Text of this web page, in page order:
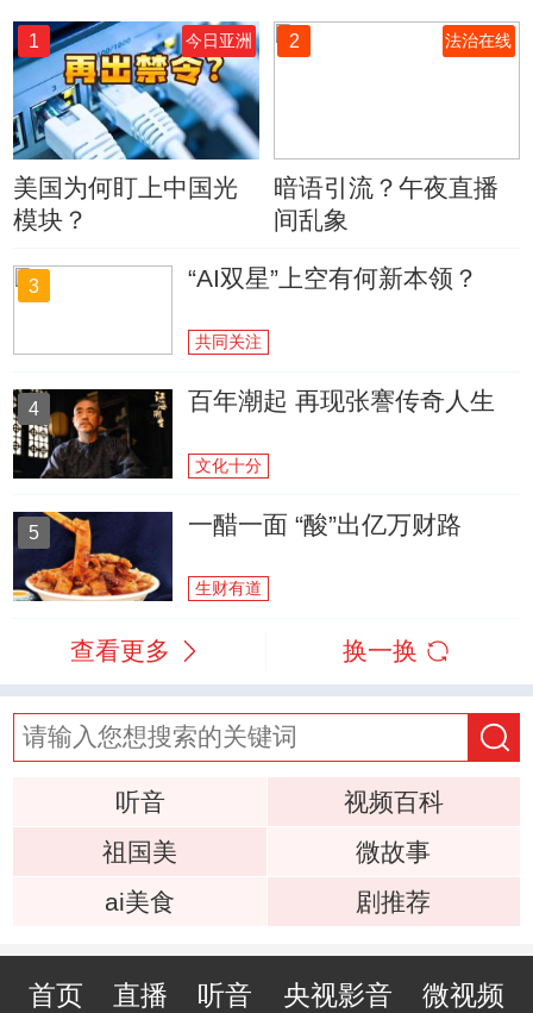
1 今日亚洲
美国为何盯上中国光
模块？
2 法治在线
暗语引流？午夜直播
间乱象
3 “AI双星”上空有何新本领？
共同关注
4 百年潮起 再现张謇传奇人生
文化十分
5 一醋一面 “酸”出亿万财路
生财有道
查看更多 换一换
听音
视频百科
祖国美
微故事
ai美食
剧推荐
首页 直播 听音 央视影音 微视频